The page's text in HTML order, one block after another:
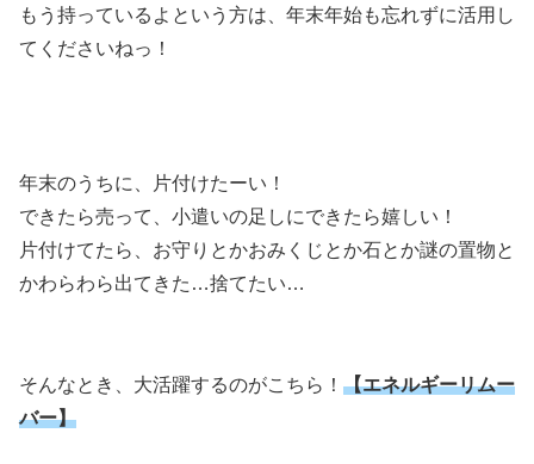
もう持っているよという方は、年末年始も忘れずに活用し
てくださいねっ！
年末のうちに、片付けたーい！
できたら売って、小遣いの足しにできたら嬉しい！
片付けてたら、お守りとかおみくじとか石とか謎の置物と
かわらわら出てきた…捨てたい…
そんなとき、大活躍するのがこちら！ 【エネルギーリムー
バー】